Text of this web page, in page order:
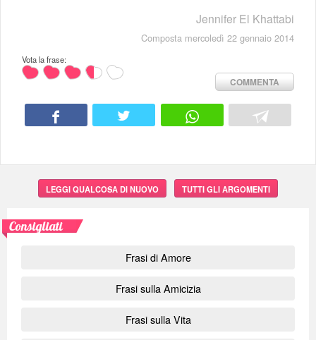
Jennifer El Khattabi
Composta mercoledì 22 gennaio 2014
Vota la frase:
COMMENTA
LEGGI QUALCOSA DI NUOVO TUTTI GLI ARGOMENTI
Consigliati
Frasi di Amore
Frasi sulla Amicizia
Frasi sulla Vita